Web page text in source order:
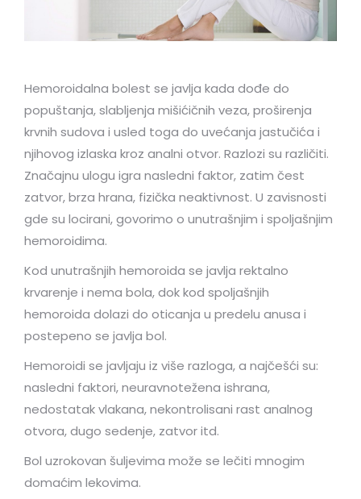
Hemoroidalna bolest se javlja kada dođe do
popuštanja, slabljenja mišićičnih veza, proširenja
krvnih sudova i usled toga do uvećanja jastučića i
njihovog izlaska kroz analni otvor. Razlozi su različiti.
Značajnu ulogu igra nasledni faktor, zatim čest
zatvor, brza hrana, fizička neaktivnost. U zavisnosti
gde su locirani, govorimo o unutrašnjim i spoljašnjim
hemoroidima.
Kod unutrašnjih hemoroida se javlja rektalno
krvarenje i nema bola, dok kod spoljašnjih
hemoroida dolazi do oticanja u predelu anusa i
postepeno se javlja bol.
Hemoroidi se javljaju iz više razloga, a najčešći su:
nasledni faktori, neuravnotežena ishrana,
nedostatak vlakana, nekontrolisani rast analnog
otvora, dugo sedenje, zatvor itd.
Bol uzrokovan šuljevima može se lečiti mnogim
domaćim lekovima.